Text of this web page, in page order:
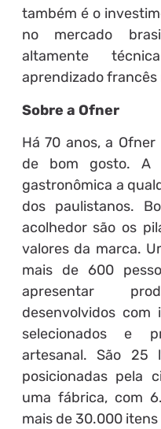
também é o
no mercado
altamente
aprendizado francês
Sobre a Ofner
Há 70 anos, a
de bom gosto. A
gastronômica a
dos paulistanos.
acolhedor são os
valores da marca.
mais de 600
apresentar
desenvolvidos com
selecionados e
artesanal. São 25
posicionadas pela
uma fábrica, com
mais de 30.000